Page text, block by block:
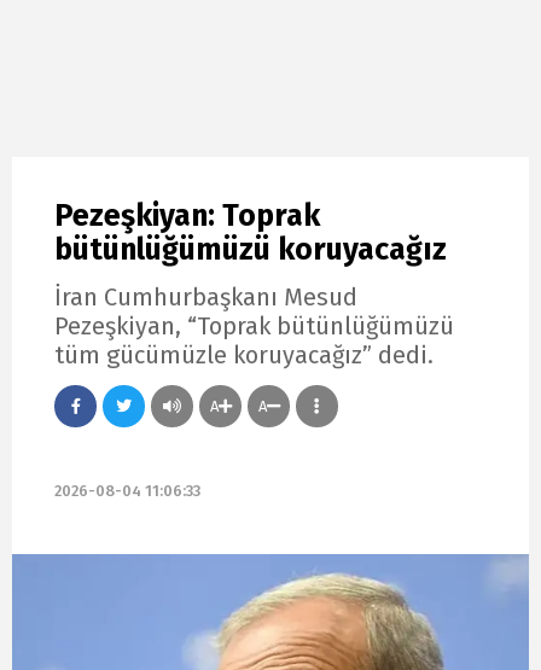
Pezeşkiyan: Toprak
bütünlüğümüzü koruyacağız
İran Cumhurbaşkanı Mesud
Pezeşkiyan, “Toprak bütünlüğümüzü
tüm gücümüzle koruyacağız” dedi.
A A
2026-08-04 11:06:33